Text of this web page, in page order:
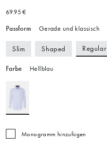
69.95 €
Passform Gerade und klassisch
Slim Shaped Regular
Farbe Hellblau
Monogramm hinzufügen